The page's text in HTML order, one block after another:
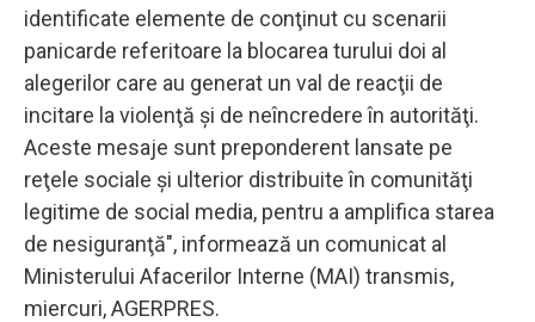
identificate elemente de conţinut cu scenarii
panicarde referitoare la blocarea turului doi al
alegerilor care au generat un val de reacţii de
incitare la violenţă şi de neîncredere în autorităţi.
Aceste mesaje sunt preponderent lansate pe
reţele sociale şi ulterior distribuite în comunităţi
legitime de social media, pentru a amplifica starea
de nesiguranţă", informează un comunicat al
Ministerului Afacerilor Interne (MAI) transmis,
miercuri, AGERPRES.